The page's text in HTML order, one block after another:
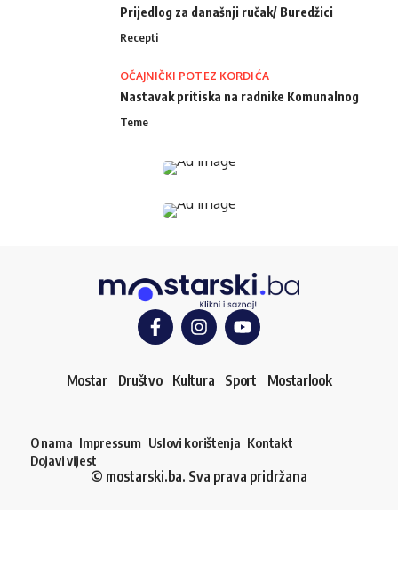
Prijedlog za današnji ručak/ Buredžici
Recepti
OČAJNIČKI POTEZ KORDIĆA
Nastavak pritiska na radnike Komunalnog
Teme
Mostar Društvo Kultura Sport Mostarlook
O nama Impressum Uslovi korištenja Kontakt
Dojavi vijest
© mostarski.ba. Sva prava pridržana